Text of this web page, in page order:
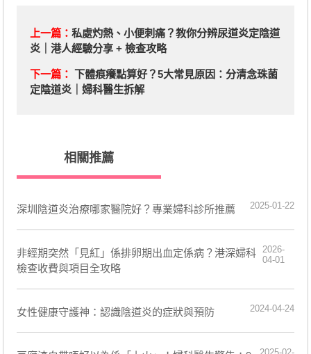
上一篇： 私處灼熱、小便刺痛？教你分辨尿道炎定陰道
炎｜港人經驗分享 + 檢查攻略
下一篇： 下體痕癢點算好？5大常見原因：分清念珠菌
定陰道炎｜婦科醫生拆解
相關推薦
深圳陰道炎治療哪家醫院好？專業婦科診所推薦 2025-01-22
非經期突然「見紅」係排卵期出血定係病？港深婦科
檢查收費與項目全攻略
2026-
04-01
女性健康守護神：認識陰道炎的症狀與預防 2024-04-24